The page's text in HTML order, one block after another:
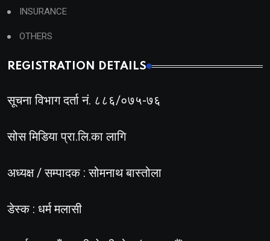
INSURANCE
OTHERS
REGISTRATION DETAILS
सूचना विभाग दर्ता नं. ८८६/०७५-७६
सोस मिडिया प्रा.लि.का लागि
अध्यक्ष / सम्पादक : सोमनाथ बास्तोला
डेस्क : धर्म मलासी